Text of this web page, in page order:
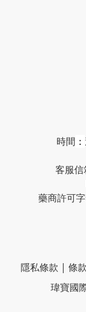
時間 ：
客服信
藥商許可
隱私條款 | 條
瑋寶國